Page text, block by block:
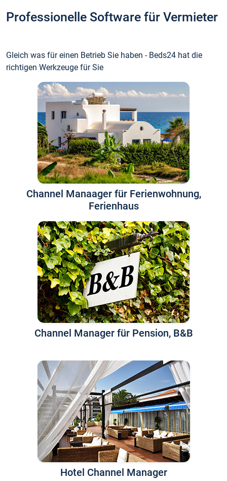
Professionelle Software für Vermieter
Gleich was für einen Betrieb Sie haben - Beds24 hat die
richtigen Werkzeuge für Sie
Channel Manaager für Ferienwohnung,
Ferienhaus
Channel Manager für Pension, B&B
Hotel Channel Manager